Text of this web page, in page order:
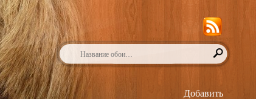
Добавить